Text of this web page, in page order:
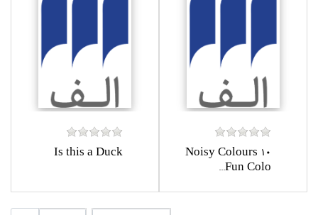
Noisy Colours 10
Fun Colo...
Is this a Duck